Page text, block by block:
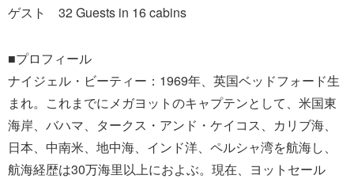
ゲスト 32 Guests in 16 cabins
■プロフィール
ナイジェル・ビーティー：1969年、英国ベッドフォード生
まれ。これまでにメガヨットのキャプテンとして、米国東
海岸、バハマ、タークス・アンド・ケイコス、カリブ海、
日本、中南米、地中海、インド洋、ペルシャ湾を航海し、
航海経歴は30万海里以上におよぶ。現在、ヨットセール